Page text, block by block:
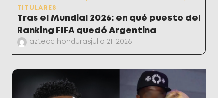
TITULARES
Tras el Mundial 2026: en qué puesto del
Ranking FIFA quedó Argentina
azteca honduras julio 21, 2026